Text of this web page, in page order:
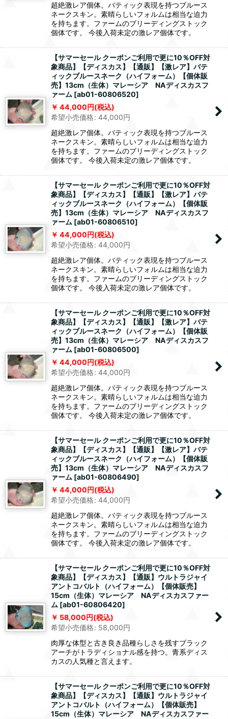
超絶激レア個体。バティック表現を持つブルース
ネークスキン。素晴らしいフォルムは相当な迫力
を持ちます。ファームのブリーディングストック
個体です。 今後入荷未定の激レア個体です。
【サマーセール クーポンご利用で更に10％OFF対
象商品】【ディスカス】【通販】【激レア】バテ
ィックブルースネーク（ハイフォーム）【個体販
売】13cm（生体）マレーシア NAディスカスフ
ァーム [ab01-60806520]
44,000円(税込)
希望小売価格: 44,000円
超絶激レア個体。バティック表現を持つブルース
ネークスキン。素晴らしいフォルムは相当な迫力
を持ちます。ファームのブリーディングストック
個体です。 今後入荷未定の激レア個体です。
【サマーセール クーポンご利用で更に10％OFF対
象商品】【ディスカス】【通販】【激レア】バテ
ィックブルースネーク（ハイフォーム）【個体販
売】13cm（生体）マレーシア NAディスカスフ
ァーム [ab01-60806510]
44,000円(税込)
希望小売価格: 44,000円
超絶激レア個体。バティック表現を持つブルース
ネークスキン。素晴らしいフォルムは相当な迫力
を持ちます。ファームのブリーディングストック
個体です。 今後入荷未定の激レア個体です。
【サマーセール クーポンご利用で更に10％OFF対
象商品】【ディスカス】【通販】【激レア】バテ
ィックブルースネーク（ハイフォーム）【個体販
売】13cm（生体）マレーシア NAディスカスフ
ァーム [ab01-60806500]
44,000円(税込)
希望小売価格: 44,000円
超絶激レア個体。バティック表現を持つブルース
ネークスキン。素晴らしいフォルムは相当な迫力
を持ちます。ファームのブリーディングストック
個体です。 今後入荷未定の激レア個体です。
【サマーセール クーポンご利用で更に10％OFF対
象商品】【ディスカス】【通販】【激レア】バテ
ィックブルースネーク（ハイフォーム）【個体販
売】13cm（生体）マレーシア NAディスカスフ
ァーム [ab01-60806490]
44,000円(税込)
希望小売価格: 44,000円
超絶激レア個体。バティック表現を持つブルース
ネークスキン。素晴らしいフォルムは相当な迫力
を持ちます。ファームのブリーディングストック
個体です。 今後入荷未定の激レア個体です。
【サマーセール クーポンご利用で更に10％OFF対
象商品】【ディスカス】【通販】ウルトラジャイ
アントコバルト（ハイフォーム）【個体販売】
15cm（生体）マレーシア NAディスカスファー
ム [ab01-60806420]
58,000円(税込)
希望小売価格: 58,000円
肉厚な体型と古き良き品種らしさを残すブラック
アーチがトラディショナル感を持つ。青系ディス
カスの人気種と言えます。
【サマーセール クーポンご利用で更に10％OFF対
象商品】【ディスカス】【通販】ウルトラジャイ
アントコバルト（ハイフォーム）【個体販売】
15cm（生体）マレーシア NAディスカスファー